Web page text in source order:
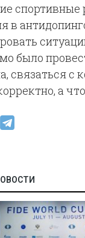
спортивные
в
было
связаться с
а